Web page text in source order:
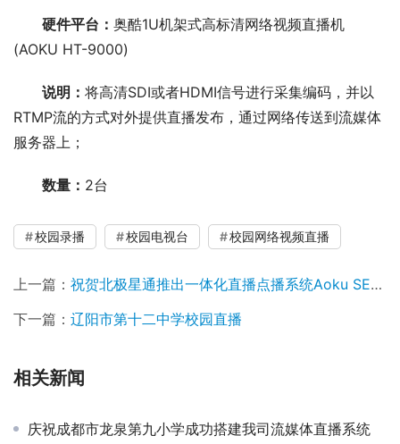
硬件平台： 奥酷1U机架式高标清网络视频直播机
(AOKU HT-9000)
说明： 将高清SDI或者HDMI信号进行采集编码，并以
RTMP流的方式对外提供直播发布，通过网络传送到流媒体
服务器上；
数量： 2台
校园录播 校园电视台 校园网络视频直播
上一篇： 祝贺北极星通推出一体化直播点播系统Aoku SE9100
下一篇： 辽阳市第十二中学校园直播
相关新闻
庆祝成都市龙泉第九小学成功搭建我司流媒体直播系统